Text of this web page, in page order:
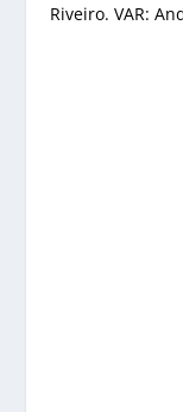
Riveiro. VAR: